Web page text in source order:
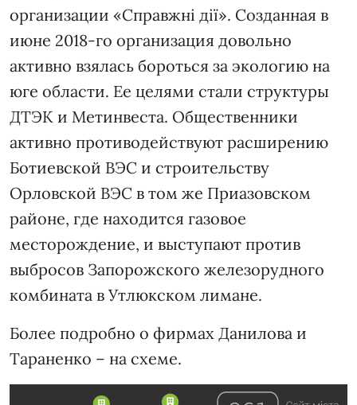
организации «Справжні дії». Созданная в
июне 2018-го организация довольно
активно взялась бороться за экологию на
юге области. Ее целями стали структуры
ДТЭК и Метинвеста. Общественники
активно противодействуют расширению
Ботиевской ВЭС и строительству
Орловской ВЭС в том же Приазовском
районе, где находится газовое
месторождение, и выступают против
выбросов Запорожского железорудного
комбината в Утлюкском лимане.
Более подробно о фирмах Данилова и
Тараненко – на схеме.